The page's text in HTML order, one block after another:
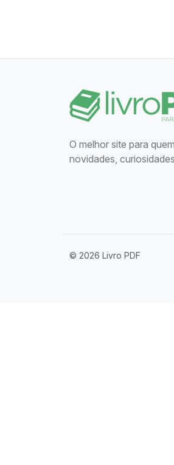
O melhor site para
novidades,
© 2026 Livro PDF